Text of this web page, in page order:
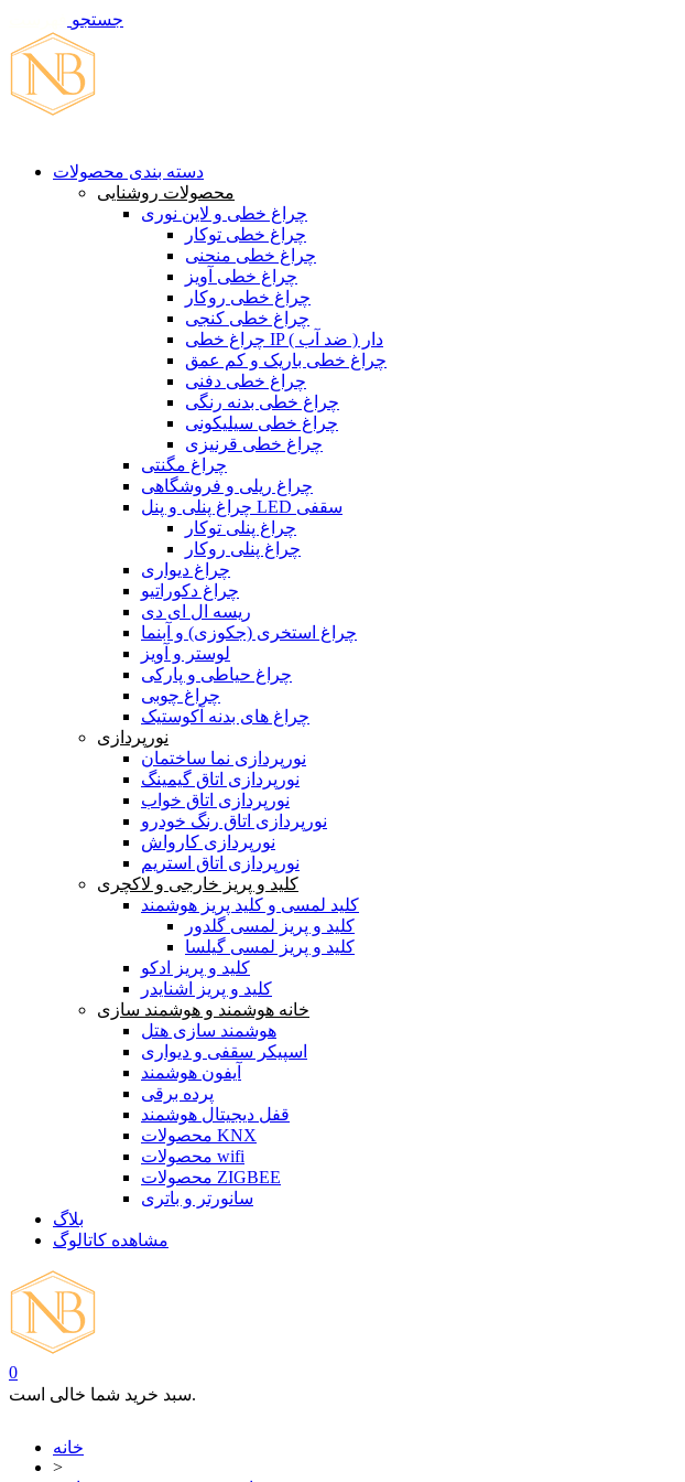
جستجو
دسته بندی محصولات
محصولات روشنایی
چراغ خطی و لاین نوری
چراغ خطی توکار
چراغ خطی منحنی
چراغ خطی آویز
چراغ خطی روکار
چراغ خطی کنجی
چراغ خطی IP دار ( ضد آب )
چراغ خطی باریک و کم عمق
چراغ خطی دفنی
چراغ خطی بدنه رنگی
چراغ خطی سیلیکونی
چراغ خطی قرنیزی
چراغ مگنتی
چراغ ریلی و فروشگاهی
چراغ پنلی و پنل LED سقفی
چراغ پنلی توکار
چراغ پنلی روکار
چراغ دیواری
چراغ دکوراتیو
ریسه ال ای دی
چراغ استخری (جکوزی) و آبنما
لوستر و آویز
چراغ حیاطی و پارکی
چراغ چوبی
چراغ های بدنه آکوستیک
نورپردازی
نورپردازی نما ساختمان
نورپردازی اتاق گیمینگ
نورپردازی اتاق خواب
نورپردازی اتاق رنگ خودرو
نورپردازی کارواش
نورپردازی اتاق استریم
کلید و پریز خارجی و لاکچری
کلید لمسی و کلید پریز هوشمند
کلید و پریز لمسی گلدور
کلید و پریز لمسی گیلسا
کلید و پریز ادکو
کلید و پریز اشنایدر
خانه هوشمند و هوشمند سازی
هوشمند سازی هتل
اسپیکر سقفی و دیواری
آیفون هوشمند
پرده برقی
قفل دیجیتال هوشمند
محصولات KNX
محصولات wifi
محصولات ZIGBEE
سانورتر و باتری
بلاگ
مشاهده کاتالوگ
0
سبد خرید شما خالی است.
خانه
>